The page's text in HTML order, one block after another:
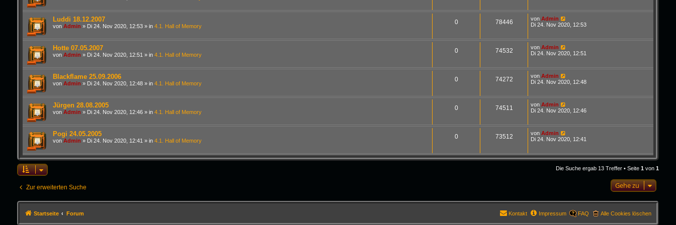
Luddi 18.12.2007
von Admin » Di 24. Nov 2020, 12:53» in 4.1. Hall of Memory
0 78446 von Admin
Di 24. Nov 2020, 12:53
Hotte 07.05.2007
von Admin » Di 24. Nov 2020, 12:51 » in 4.1. Hall of Memory
0 74532 von Admin
Di 24. Nov 2020, 12:51
Blackflame 25.09.2006
von Admin » Di 24. Nov 2020, 12:48» in 4.1. Hall of Memory
0 74272 von Admin
Di 24. Nov 2020, 12:48
Jürgen 28.08.2005
von Admin » Di 24. Nov 2020, 12:46» in 4.1. Hall of Memory
0 74511 von Admin
Di 24. Nov 2020, 12:46
Pogi 24.05.2005
von Admin » Di 24. Nov 2020, 12:41 » in 4.1. Hall of Memory
0 73512 von Admin
Di 24. Nov 2020, 12:41
Die Suche ergab 13 Treffer • Seite1 von1
Zur erweiterten Suche Gehe zu
Startseite Forum Alle Cookies löschen
FAQ
Impressum
Kontakt